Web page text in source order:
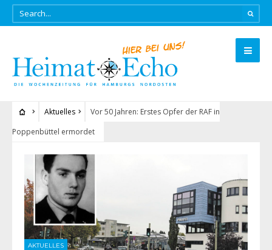
Aktuelles
Vor 50 Jahren: Erstes Opfer der RAF in
Poppenbüttel ermordet
AKTUELLES